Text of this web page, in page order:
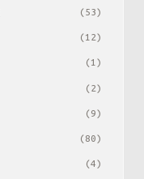
(53)
(12)
(1)
(2)
(9)
(80)
(4)